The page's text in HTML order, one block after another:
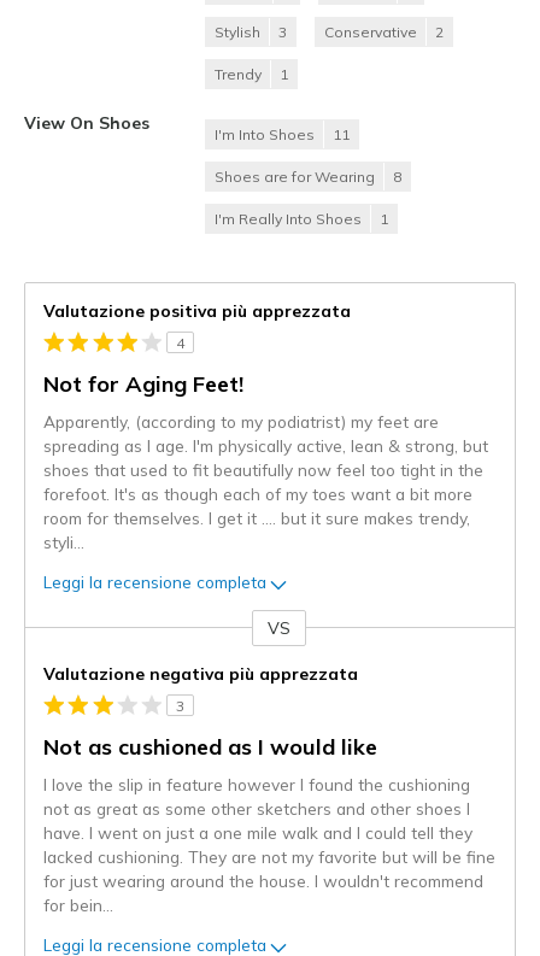
Stylish 3 Conservative 2
Trendy 1
View On Shoes
I'm Into Shoes 11
Shoes are for Wearing 8
I'm Really Into Shoes 1
Valutazione positiva più apprezzata
4
Not for Aging Feet!
Apparently, (according to my podiatrist) my feet are
spreading as I age. I'm physically active, lean & strong, but
shoes that used to fit beautifully now feel too tight in the
forefoot. It's as though each of my toes want a bit more
room for themselves. I get it .... but it sure makes trendy,
styli
Leggi la recensione completa
VS
Valutazione negativa più apprezzata
3
Not as cushioned as I would like
I love the slip in feature however I found the cushioning
not as great as some other sketchers and other shoes I
have. I went on just a one mile walk and I could tell they
lacked cushioning. They are not my favorite but will be fine
for just wearing around the house. I wouldn't recommend
for bein
Leggi la recensione completa